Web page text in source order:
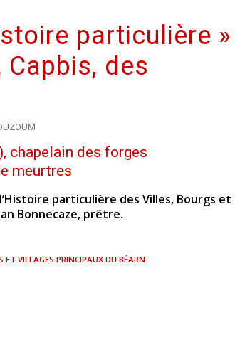
particulière »
Capbis, des
chapelain des forges
meurtres
particulière des Villes, Bourgs et
Bonnecaze, prêtre.
ET VILLAGES PRINCIPAUX DU BÉARN